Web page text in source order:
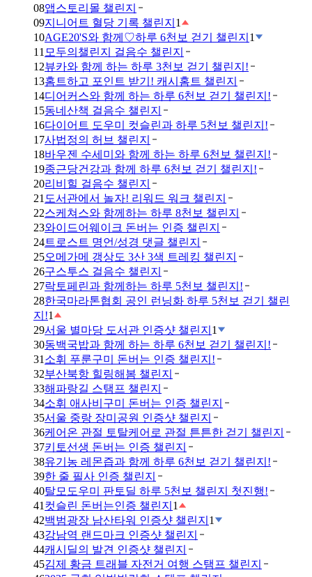
08앱스토리몰 챌린지
09지니어트 혈당 기록 챌린지 1
10AGE20'S와 함께♡하루 6천보 걷기 챌린지 1
11 모두의챌린지 걸음수 챌린지
12뷰카와 함께 하는 하루 3천보 걷기 챌린지!
13홈트하고 포인트 받기! 캐시홈트 챌린지
14디어커스와 함께 하는 하루 6천보 걷기 챌린지!
15동네산책 걸음수 챌린지
16다이어트 도우미 컷슬린과 하루 5천보 챌린지!
17사법정의 허브 챌린지
18바우젠 수세미와 함께 하는 하루 6천보 챌린지!
19종근당건강과 함께 하루 6천보 걷기 챌린지!
20리비힐 걸음수 챌린지
21 도서관에서 놀자! 리워드 워크 챌린지
22스케쳐스와 함께하는 하루 8천보 챌린지
23와이드어웨이크 돈버는 인증 챌린지
24트로스트 명언/성경 댓글 챌린지
25오메가메 갱상도 3산 3색 트레킹 챌린지
26구스투스 걸음수 챌린지
27락토페린과 함께하는 하루 5천보 챌린지!
28한국마라톤협회 공인 런닝화 하루 5천보 걷기 챌린
지!1
29서울 별마당 도서관 인증샷 챌린지 1
30동백국밥과 함께 하는 하루 6천보 걷기 챌린지!
31 소휘 푸룬구미 돈버는 인증 챌린지!
32부산북항 힐링해봄 챌린지
33해파랑길 스탬프 챌린지
34소휘 애사비구미 돈버는 인증 챌린지
35서울 중랑 장미공원 인증샷 챌린지
36케어온 관절 토탈케어로 관절 튼튼한 걷기 챌린지
37키토선생 돈버는 인증 챌린지
38유기농 레몬즙과 함께 하루 6천보 걷기 챌린지!
39한 줄 필사 인증 챌린지
40탈모도우미 판토딜 하루 5천보 챌린지 첫진행!
41 컷슬린 돈버는인증 챌린지 1
42백범광장 남산타워 인증샷 챌린지 1
43강남역 랜드마크 인증샷 챌린지
44캐시딜의 발견 인증샷 챌린지
45김제 황금 트래블 자전거 여행 스탬프 챌린지